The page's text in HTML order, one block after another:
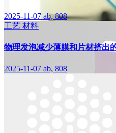
2025-11-07 ab, 808
工艺 材料
物理发泡减少薄膜和片材挤出
2025-11-07 ab, 808